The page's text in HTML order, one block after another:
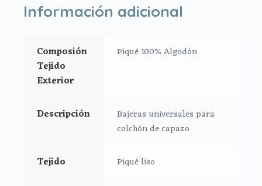
En tejido piqué de algodón liso.
Se ajusta al colchón mediante goma.
Medidas máximo 80x38cm
lavadora siempre agua fría, jabones no abrasivos y
Información adicional
Composión
Tejido
Exterior
Piqué 100% Algodón
Descripción
Bajeras universales para
colchón de capazo
Tejido Piqué liso